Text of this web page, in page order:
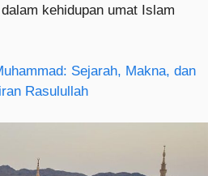
kehidupan umat Islam
Sejarah, Makna, dan
Rasulullah